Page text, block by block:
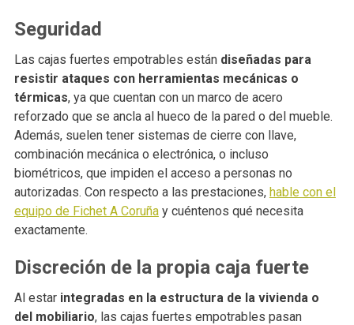
Seguridad
Las cajas fuertes empotrables están diseñadas para
resistir ataques con herramientas mecánicas o
térmicas, ya que cuentan con un marco de acero
reforzado que se ancla al hueco de la pared o del mueble.
Además, suelen tener sistemas de cierre con llave,
combinación mecánica o electrónica, o incluso
biométricos, que impiden el acceso a personas no
autorizadas. Con respecto a las prestaciones, hable con el
equipo de Fichet A Coruñay cuéntenos qué necesita
exactamente.
Discreción de la propia caja fuerte
Al estar integradas en la estructura de la vivienda o
del mobiliario, las cajas fuertes empotrables pasan